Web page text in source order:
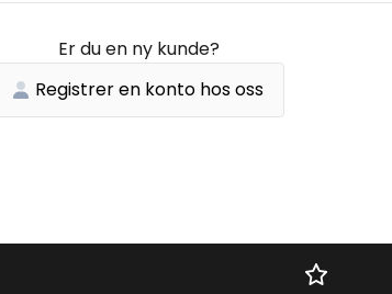
Er du en ny kunde?
Registrer en konto hos oss